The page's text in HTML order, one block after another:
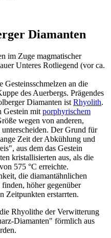
Diamanten
im Zuge magmatischer
Unteres Rotliegend (vor ca.
Gesteinsschmelzen an die
des Auerbergs. Prägendes
Diamanten ist Rhyolith.
Gestein mit porphyrischem
wegen von anderen,
Der Grund für
Zeit der Abkühlung und
aus dem das Gestein
kristallisierten aus, als die
575 °C erreichte.
die diamantähnlichen
höher gegenüber
Zeitpunkten erstarrten.
Rhyolithe der Verwitterung
Diamanten" förmlich aus